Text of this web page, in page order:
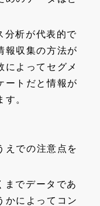
分析が代表的で
報収集の方法が
によってセグメ
ートだと情報が
。
えでの注意点を
までデータであ
かによってコン